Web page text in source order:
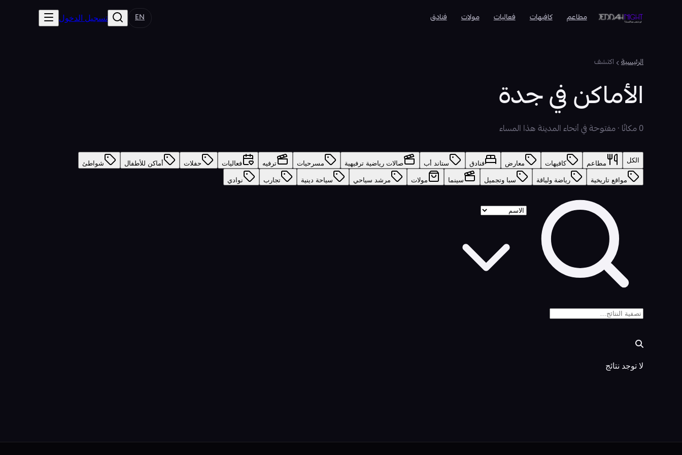
مطاعم كافيهات فعاليات مولات فنادق EN تسجيل الدخول
الرئيسية اكتشف
الأماكن في جدة
0 مكانًا · مفتوحة في أنحاء المدينة هذا المساء
الكل مطاعم كافيهات معارض فنادق ستاند أب صالات رياضية ترفيهية مسرحيات ترفيه فعاليات حفلات أماكن للأطفال شواطئ
مواقع تاريخية رياضة ولياقة سبا وتجميل سينما مولات مرشد سياحي سياحة دينية تجارب نوادي
لا توجد نتائج